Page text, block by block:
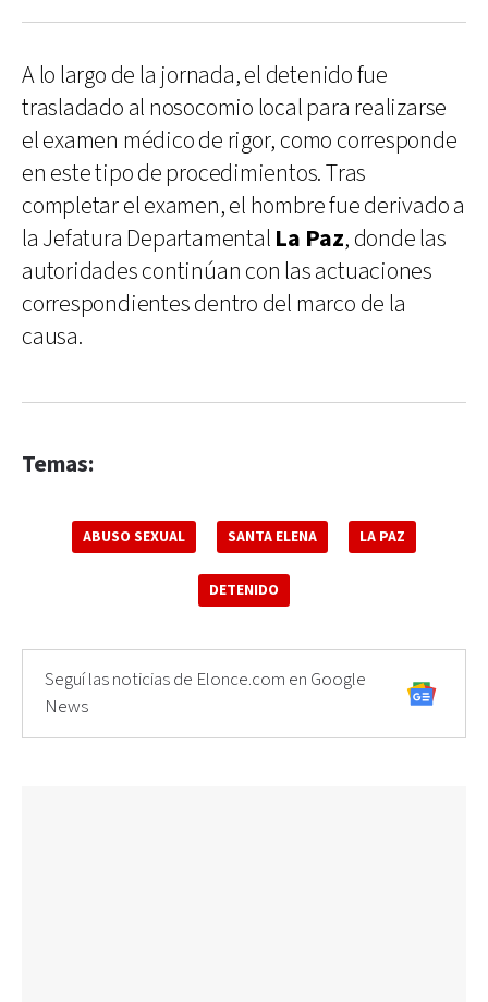
A lo largo de la jornada, el detenido fue
trasladado al nosocomio local para realizarse
el examen médico de rigor, como corresponde
en este tipo de procedimientos. Tras
completar el examen, el hombre fue derivado a
la Jefatura Departamental La Paz, donde las
autoridades continúan con las actuaciones
correspondientes dentro del marco de la
causa.
Temas:
ABUSO SEXUAL SANTA ELENA LA PAZ
DETENIDO
Seguí las noticias de Elonce.com en Google
News